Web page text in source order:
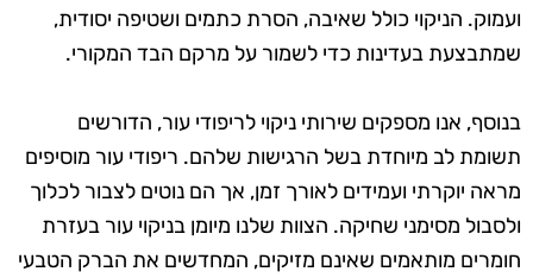
ועמוק. הניקוי כולל שאיבה, הסרת כתמים ושטיפה יסודית,
שמתבצעת בעדינות כדי לשמור על מרקם הבד המקורי.
בנוסף, אנו מספקים שירותי ניקוי לריפודי עור, הדורשים
תשומת לב מיוחדת בשל הרגישות שלהם. ריפודי עור מוסיפים
מראה יוקרתי ועמידים לאורך זמן, אך הם נוטים לצבור לכלוך
ולסבול מסימני שחיקה. הצוות שלנו מיומן בניקוי עור בעזרת
חומרים מותאמים שאינם מזיקים, המחדשים את הברק הטבעי